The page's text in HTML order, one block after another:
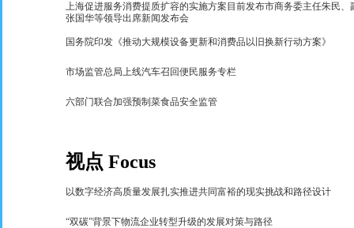
上海促进服务消费提质扩容的实施方案目前发布市商务委主任朱民、
张国华等领导出席新闻发布会
国务院印发《推动大规模设备更新和消费品以旧换新行动方案》
市场监管总局上线汽车召回便民服务专栏
六部门联合加强预制菜食品安全监管
视点 Focus
以数字经济高质量发展扎实推进共同富裕的现实挑战和路径设计
“双碳”背景下物流企业转型升级的发展对策与路径